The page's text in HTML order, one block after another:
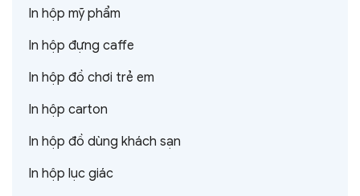
In hộp mỹ phẩm
In hộp đựng caffe
In hộp đồ chơi trẻ em
In hộp carton
In hộp đồ dùng khách sạn
In hộp lục giác